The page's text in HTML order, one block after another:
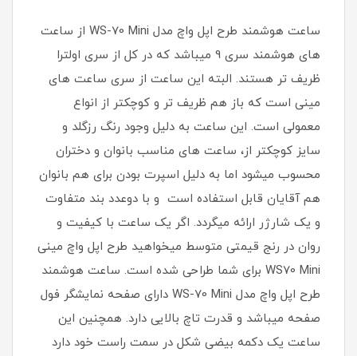
ساعت هوشمند طرح اپل واچ مدل WS-70 Mini از ساعت
های هوشمند سری 9 میباشد که در کل از سری اولترا
ظریف تر هستند. البته این ساعت از سری ساعت های
مینی است که باز هم ظریف تر و کوچکتر از انواع
معمولی است. این ساعت به دلیل وجود رنگ رزگلد و
سایز کوچکتر از، ساعت های مناسب بانوان و دختران
محسوب میشود اما به دلیل اسپرت بودن برای هم بانوان
هم آقایان قابل استفاده است و با دوعدد بند متفاوت
و یک شارژر ارائه میگردد. اگر یک ساعت با کیفیت و
روان در رنج قیمتی متوسط میخواهید طرح اپل واچ مینی
WS70 Mini برای شما طراحی شده است. ساعت هوشمند
طرح اپل واچ مدل WS-70 Mini دارای صفحه نمایشگر فول
صفحه میباشد و قدرت تاچ بالایی دارد. همچنین این
ساعت یک دکمه بیضی شکل در سمت راست خود دارد